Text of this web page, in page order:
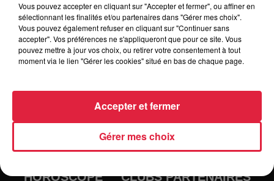
TRAQUEURS D'EMPLOI
HOROSCOPE CLUBS PARTENAIRES
Vous pouvez accepter en cliquant sur "Accepter et fermer", ou affiner en
sélectionnant les finalités et/ou partenaires dans "Gérer mes choix".
Vous pouvez également refuser en cliquant sur "Continuer sans
accepter". Vos préférences ne s'appliqueront que pour ce site. Vous
pouvez mettre à jour vos choix, ou retirer votre consentement à tout
moment via le lien "Gérer les cookies" situé en bas de chaque page.
Gérer mes choix
Accepter et fermer